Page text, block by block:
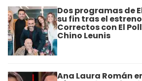
Dos programas de
su fin tras el
Correctos con El
Chino Leunis
Ana Laura Román